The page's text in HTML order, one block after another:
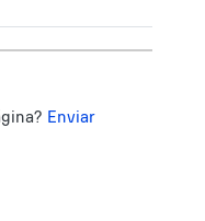
Enviar